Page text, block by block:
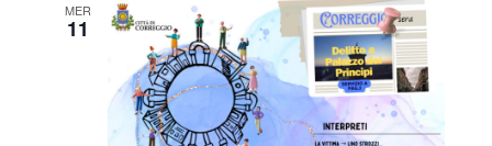
MER
11